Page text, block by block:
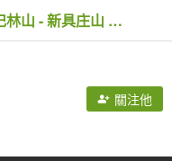
20250607 新竹竹東三山(樹杞林山 - 新具庄山 - 員崠子山) O型
關注他